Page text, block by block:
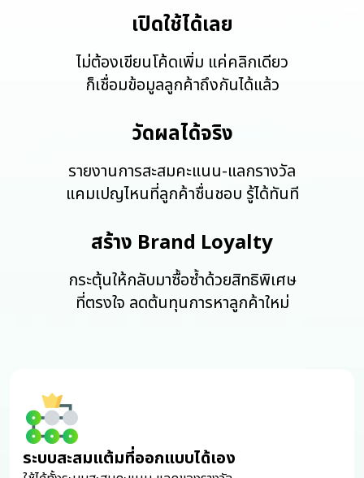
เปิดใช้ได้เลย
ไม่ต้องเขียนโค้ดเพิ่ม แค่คลิกเดียว
ก็เชื่อมข้อมูลลูกค้าถึงกันได้แล้ว
วัดผลได้จริง
รายงานการสะสมคะแนน-แลกรางวัล
แคมเปญไหนที่ลูกค้าชื่นชอบ รู้ได้ทันที
สร้าง Brand Loyalty
กระตุ้นให้กลับมาซื้อซ้ำด้วยสิทธิพิเศษ
ที่ตรงใจ ลดต้นทุนการหาลูกค้าใหม่
ระบบสะสมแต้มที่ออกแบบได้เอง